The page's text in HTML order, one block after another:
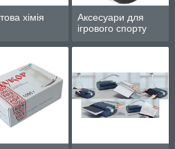
хімія
Аксесуари для
ігрового спорту